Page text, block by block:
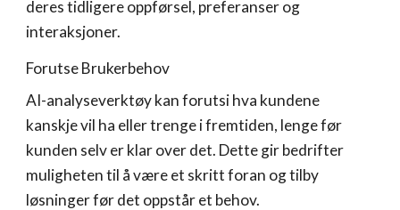
deres tidligere oppførsel, preferanser og
interaksjoner.
Forutse Brukerbehov
AI-analyseverktøy kan forutsi hva kundene
kanskje vil ha eller trenge i fremtiden, lenge før
kunden selv er klar over det. Dette gir bedrifter
muligheten til å være et skritt foran og tilby
løsninger før det oppstår et behov.